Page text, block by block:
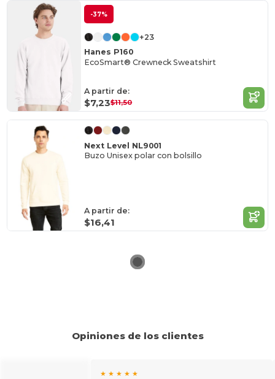
-37%
+23
Hanes P160
EcoSmart® Crewneck Sweatshirt
A partir de:
$7,23$11,50
Next Level NL9001
Buzo Unisex polar con bolsillo
A partir de:
$16,41
Opiniones de los clientes
★ ★ ★ ★ ★